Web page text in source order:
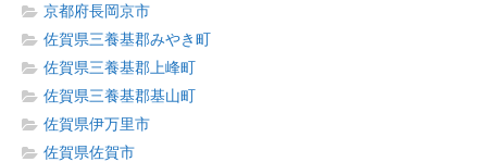
京都府長岡京市
佐賀県三養基郡みやき町
佐賀県三養基郡上峰町
佐賀県三養基郡基山町
佐賀県伊万里市
佐賀県佐賀市